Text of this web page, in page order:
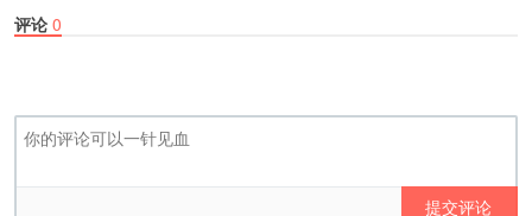
评论 0
提交评论